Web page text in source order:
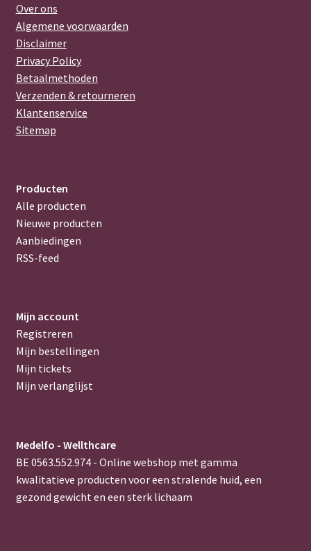
Over ons
Algemene voorwaarden
Disclaimer
Privacy Policy
Betaalmethoden
Verzenden & retourneren
Klantenservice
Sitemap
Producten
Alle producten
Nieuwe producten
Aanbiedingen
RSS-feed
Mijn account
Registreren
Mijn bestellingen
Mijn tickets
Mijn verlanglijst
Medelfo - Wellthcare
BE 0563.552.974 - Online webshop met gamma
kwalitatieve producten voor een stralende huid, een
gezond gewicht en een sterk lichaam